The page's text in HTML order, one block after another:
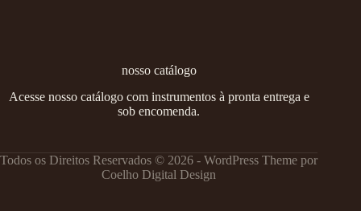
nosso catálogo
Acesse nosso catálogo com instrumentos à pronta entrega e
sob encomenda.
Todos os Direitos Reservados © 2026 - WordPress Theme por
Coelho Digital Design